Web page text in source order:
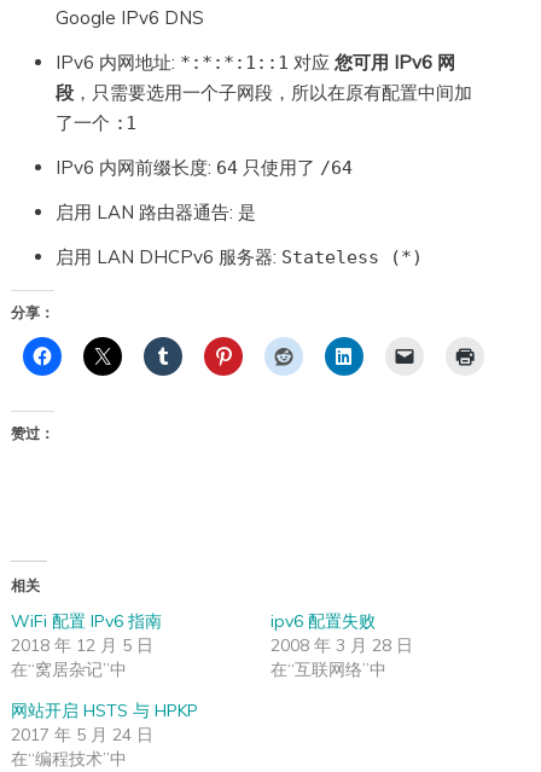
Google IPv6 DNS
IPv6 内网地址: *:*:*:1::1 对应您可用 IPv6 网
段 ，只需要选用一个子网段，所以在原有配置中间加
了一个 :1
IPv6 内网前缀长度: 64 只使用了 /64
启用 LAN 路由器通告: 是
启用 LAN DHCPv6 服务器: Stateless (*)
分享：
赞过：
相关
WiFi 配置 IPv6 指南
2018 年 12 月 5 日
在“窝居杂记”中
ipv6 配置失败
2008 年 3 月 28 日
在“互联网络”中
网站开启 HSTS 与 HPKP
2017 年 5 月 24 日
在“编程技术”中